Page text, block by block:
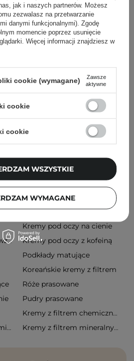
Men All In One - Nawilżająca
79,00 zł
Maseczki na noc
Błyszczące cienie do powiek Cienie do powiek w kredce
Kremy pod oczy z peptydami Pudry sypkie
Błyszczyki powiększające usta
Brązowe tusze do rzęs
Kremy pod oczy na cienie
Kremy pod oczy przeciwzmarszczkowe
Kremy pod oczy z kofeiną
Podkłady matujące
Koreańskie kremy z filtrem
Róże prasowane
Pudry prasowane
Kremy z filtrem chemicznym
Kremy pod oczy z witaminą c
Kremy z filtrem mineralnym
jak i naszych partnerów. Możesz
zezwalasz na przetwarzanie
danymi funkcjonalnymi). Zgodę
momencie poprzez usunięcie
Więcej informacji znajdziesz w
cookie (wymagane)
Zawsze
aktywne
cookie
cookie
WYMAGANE
WSZYSTKIE